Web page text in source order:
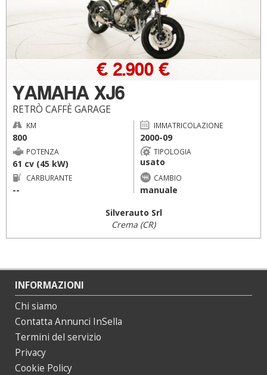
YAMAHA XJ6
RETRÒ CAFFÈ GARAGE
€ 2.900 €
KM
800
IMMATRICOLAZIONE
2000-09
POTENZA
61 cv (45 kW)
TIPOLOGIA
usato
CARBURANTE
--
CAMBIO
manuale
Silverauto Srl
Crema (CR)
INFORMAZIONI
Chi siamo
Contatta Annunci InSella
Termini del servizio
Privacy
Cookie Policy